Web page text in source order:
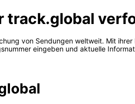
track.global
von Sendungen weltweit. Mit
eingeben und aktuelle